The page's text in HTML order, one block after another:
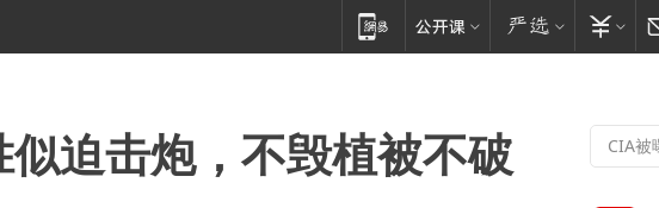
迫击炮，不毁植被不破